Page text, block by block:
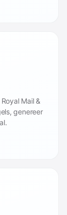
Mail &
genereer